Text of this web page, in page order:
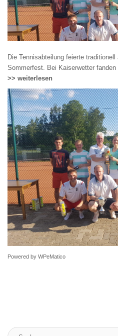
Die Tennisabteilung feierte
Sommerfest. Bei Kaiserwetter fanden
>> weiterlesen
Powered by WPeMatico
Suche